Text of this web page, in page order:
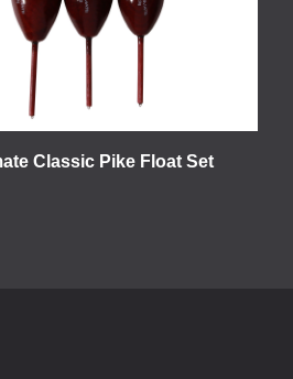
Classic Pike Float Set